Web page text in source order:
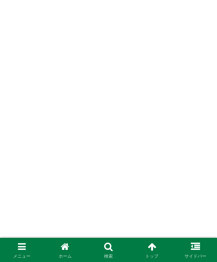
メニュー ホーム 検索 トップ サイドバー